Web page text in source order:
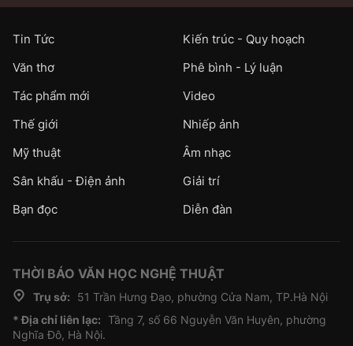
Tin Tức
Kiến trúc - Quy hoạch
Văn thơ
Phê bình - Lý luận
Tác phẩm mới
Video
Thế giới
Nhiếp ảnh
Mỹ thuật
Âm nhạc
Sân khấu - Điện ảnh
Giải trí
Bạn đọc
Diễn đàn
THỜI BÁO VĂN HỌC NGHỆ THUẬT
Trụ sở:
51 Trần Hưng Đạo, phường Cửa Nam, TP.Hà Nội
* Địa chỉ liên lạc: Tầng 7, số 66 Nguyễn Văn Huyên, phường
Nghĩa Đô, Hà Nội.